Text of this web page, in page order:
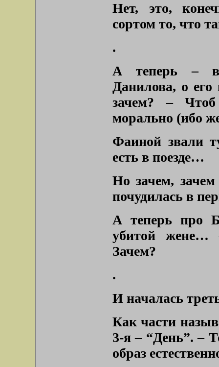
Нет, это,
сортом то, что
.
А теперь –
Данилова, о
зачем? –
морально (ибо
Фаиной звали
есть в поезде…
Но зачем,
почудилась в
А теперь про
убитой жене…
Зачем?
.
И началась
Как части
3-я – “День”. –
образ